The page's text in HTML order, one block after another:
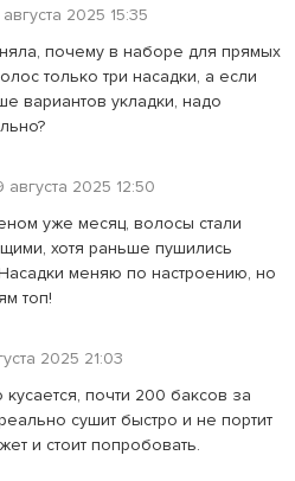
августа 2025 15:35
почему в наборе для прямых
только три насадки, а если
вариантов укладки, надо
августа 2025 12:50
уже месяц, волосы стали
хотя раньше пушились
меняю по настроению, но
топ!
2025 21:03
почти 200 баксов за
сушит быстро и не портит
и стоит попробовать.